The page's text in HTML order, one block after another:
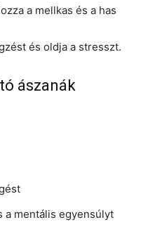
a mellkas és a has
és oldja a stresszt.
ászanák
a mentális egyensúlyt